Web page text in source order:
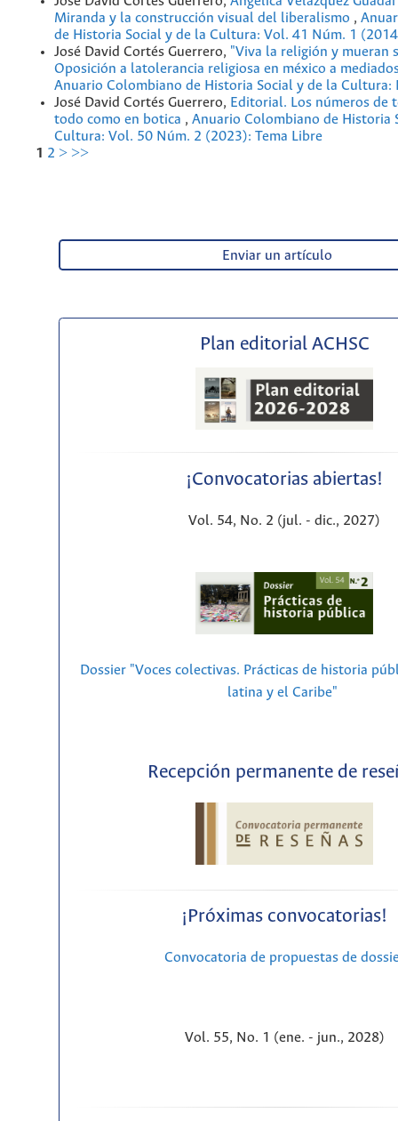
Miranda y la construcción visual del liberalismo ,
de Historia Social y de la Cultura: Vol. 41 Núm. 1
José David Cortés Guerrero, "Viva la religión y mueran
Oposición a latolerancia religiosa en méxico a
Anuario Colombiano de Historia Social y de la Cultura:
José David Cortés Guerrero, Editorial. Los números de
todo como en botica , Anuario Colombiano de Historia
Cultura: Vol. 50 Núm. 2 (2023): Tema Libre
1 2 > >>
Enviar un artículo
Plan editorial ACHSC
¡Convocatorias abiertas!
Vol. 54, No. 2 (jul. - dic., 2027)
Dossier "Voces colectivas. Prácticas de historia
latina y el Caribe"
Recepción permanente de
¡Próximas convocatorias!
Convocatoria de propuestas de
Vol. 55, No. 1 (ene. - jun., 2028)